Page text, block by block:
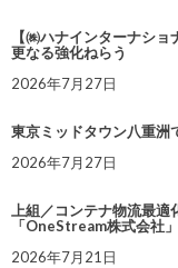
【㈱ハナインターナシ
更なる強化ねらう
2026年7月27日
東京ミッドタウン八重洲
2026年7月27日
上組／コンテナ物流最適
「OneStream株式会社
2026年7月21日